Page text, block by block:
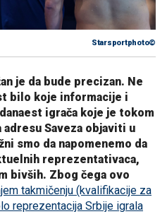
Starsportphoto©
je da bude precizan. Ne
bilo koje informacije i
igrača koje je tokom
adresu Saveza objaviti u
smo da napomenemo da
reprezentativaca,
bivših. Zbog čega ovo
takmičenju (kvalifikacije za
reprezentacija Srbije igrala